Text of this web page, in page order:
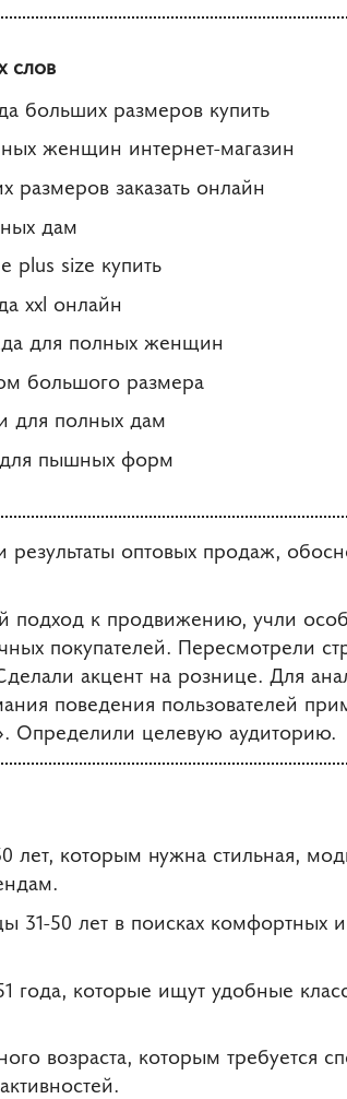
слов
больших размеров купить
женщин интернет-магазин
размеров заказать онлайн
дам
plus size купить
xxl онлайн
для полных женщин
большого размера
для полных дам
для пышных форм
результаты оптовых продаж,
подход к продвижению, учли
покупателей. Пересмотрели
акцент на рознице. Для
поведения пользователей
Определили целевую аудиторию.
которым нужна стильная,
31-50 лет в поисках комфортных
года, которые ищут удобные
возраста, которым требуется